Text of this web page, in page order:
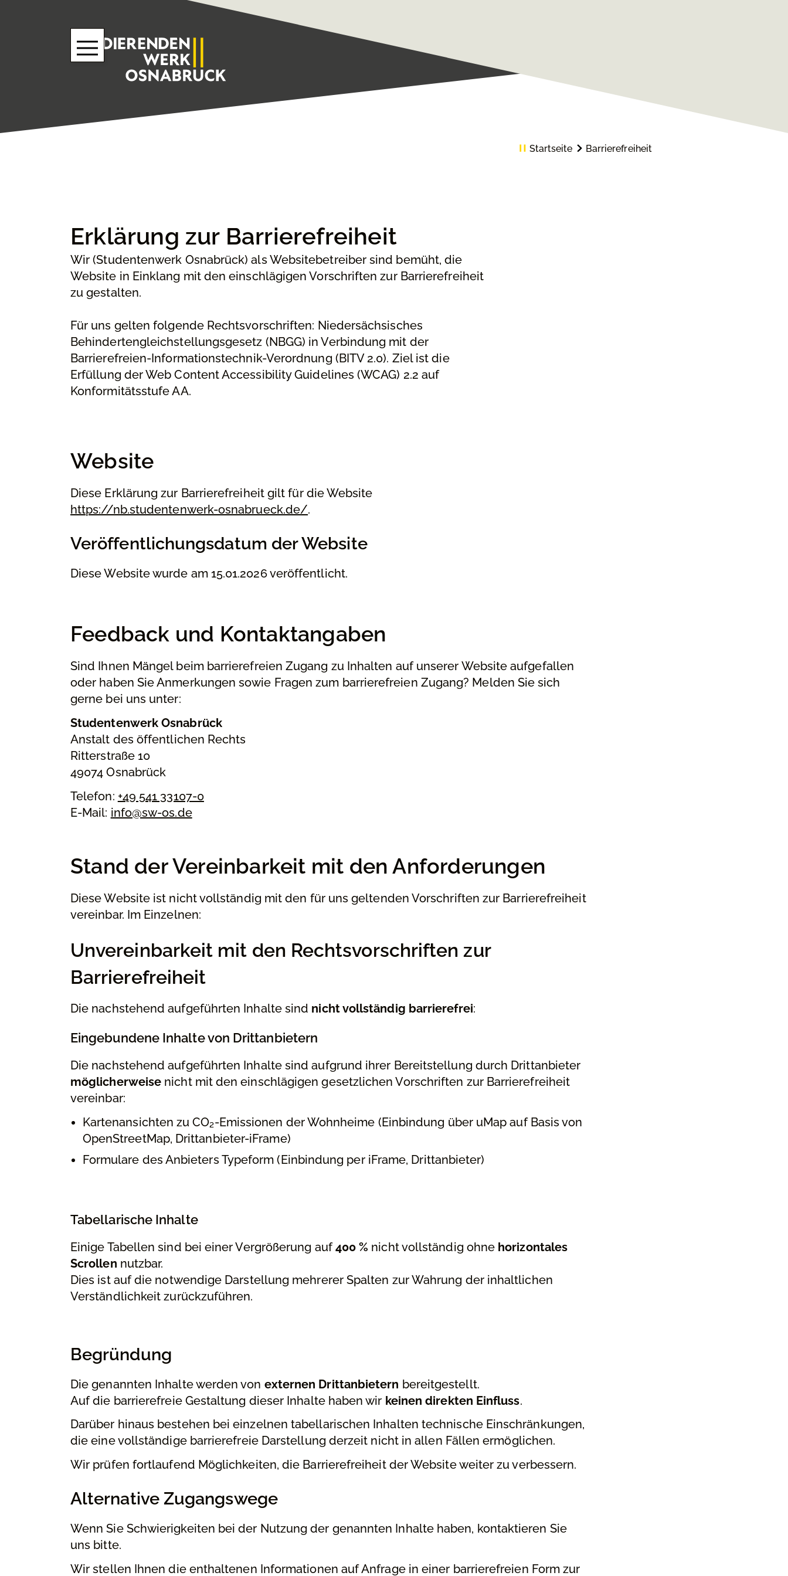
Startseite Barrierefreiheit
Erklärung zur Barrierefreiheit
Wir (Studentenwerk Osnabrück) als Websitebetreiber sind bemüht, die
Website in Einklang mit den einschlägigen Vorschriften zur Barrierefreiheit
zu gestalten.
Für uns gelten folgende Rechtsvorschriften: Niedersächsisches
Behindertengleichstellungsgesetz (NBGG) in Verbindung mit der
Barrierefreien-Informationstechnik-Verordnung (BITV 2.0). Ziel ist die
Erfüllung der Web Content Accessibility Guidelines (WCAG) 2.2 auf
Konformitätsstufe AA.
Website
Diese Erklärung zur Barrierefreiheit gilt für die Website
https://nb.studentenwerk-osnabrueck.de/.
Veröffentlichungsdatum der Website
Diese Website wurde am 15.01.2026 veröffentlicht.
Feedback und Kontaktangaben
Sind Ihnen Mängel beim barrierefreien Zugang zu Inhalten auf unserer Website aufgefallen
oder haben Sie Anmerkungen sowie Fragen zum barrierefreien Zugang? Melden Sie sich
gerne bei uns unter:
Studentenwerk Osnabrück
Anstalt des öffentlichen Rechts
Ritterstraße 10
49074 Osnabrück
Telefon: +49 541 33107-0
E-Mail: info@sw-os.de
Stand der Vereinbarkeit mit den Anforderungen
Diese Website ist nicht vollständig mit den für uns geltenden Vorschriften zur Barrierefreiheit
vereinbar. Im Einzelnen:
Unvereinbarkeit mit den Rechtsvorschriften zur
Barrierefreiheit
Die nachstehend aufgeführten Inhalte sind nicht vollständig barrierefrei:
Eingebundene Inhalte von Drittanbietern
Die nachstehend aufgeführten Inhalte sind aufgrund ihrer Bereitstellung durch Drittanbieter
möglicherweise nicht mit den einschlägigen gesetzlichen Vorschriften zur Barrierefreiheit
vereinbar:
Kartenansichten zu CO₂-Emissionen der Wohnheime (Einbindung über uMap auf Basis von
OpenStreetMap, Drittanbieter-iFrame)
Formulare des Anbieters Typeform (Einbindung per iFrame, Drittanbieter)
Tabellarische Inhalte
Einige Tabellen sind bei einer Vergrößerung auf400 % nicht vollständig ohne horizontales
Scrollen nutzbar.
Dies ist auf die notwendige Darstellung mehrerer Spalten zur Wahrung der inhaltlichen
Verständlichkeit zurückzuführen.
Begründung
Die genannten Inhalte werden von externen Drittanbietern bereitgestellt.
Auf die barrierefreie Gestaltung dieser Inhalte haben wir keinen direkten Einfluss.
Darüber hinaus bestehen bei einzelnen tabellarischen Inhalten technische Einschränkungen,
die eine vollständige barrierefreie Darstellung derzeit nicht in allen Fällen ermöglichen.
Wir prüfen fortlaufend Möglichkeiten, die Barrierefreiheit der Website weiter zu verbessern.
Alternative Zugangswege
Wenn Sie Schwierigkeiten bei der Nutzung der genannten Inhalte haben, kontaktieren Sie
uns bitte.
Wir stellen Ihnen die enthaltenen Informationen auf Anfrage in einer barrierefreien Form zur